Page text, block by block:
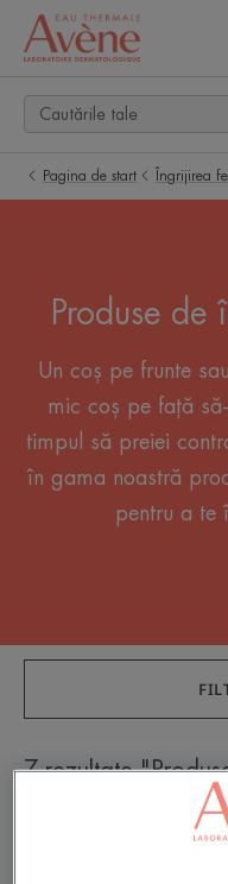
Pagina de start Îngrijirea
Produse de
Un coș pe frunte
mic coș pe față
timpul să preiei
în gama noastră
pentru a te
7 rezultate